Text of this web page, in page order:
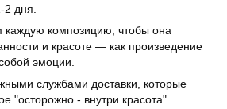
2 дня.
каждую композицию, чтобы она
и красоте — как произведение
эмоции.
службами доставки, которые
"осторожно - внутри красота".